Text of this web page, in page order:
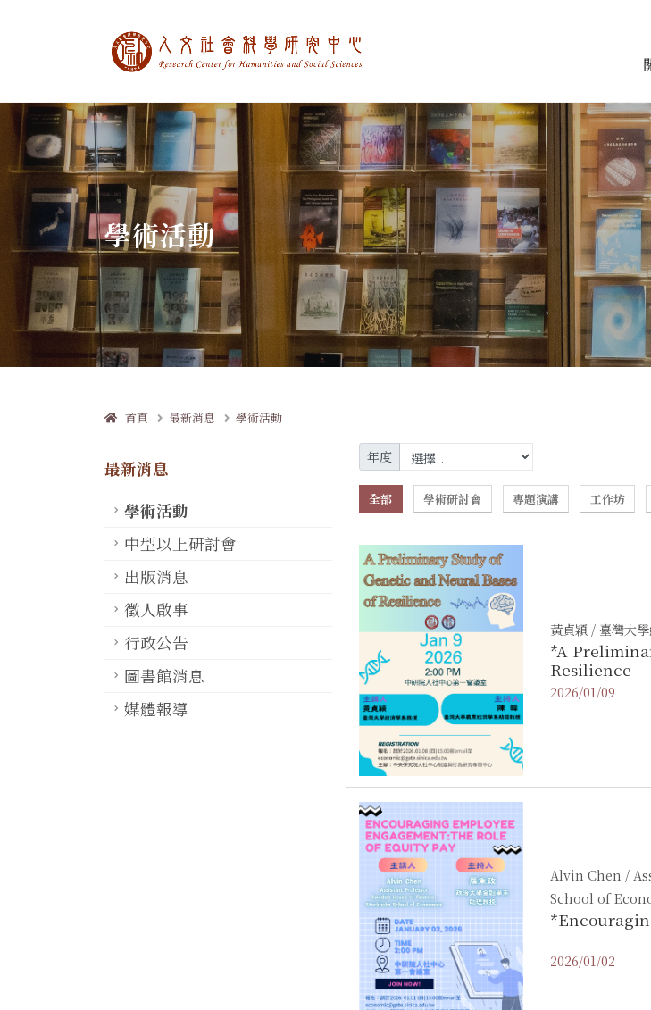
中央研究院人文社會科學研究中心
學術活動
首頁 最新消息 學術活動
最新消息
學術活動
中型以上研討會
出版消息
徵人啟事
行政公告
圖書館消息
媒體報導
年度
全部 學術研討會 專題演講 工作坊
黃貞穎 / 臺灣大
*A
Resilience
2026/01/09
Alvin Chen /
School of
2026/01/02